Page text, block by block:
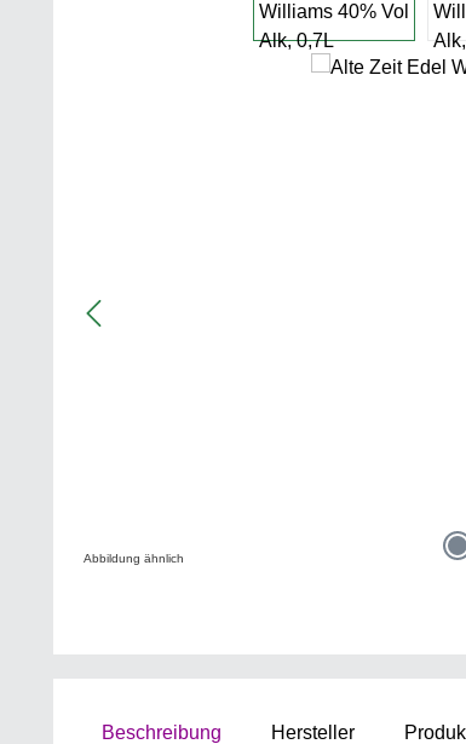
Abbildung ähnlich
Beschreibung Hersteller